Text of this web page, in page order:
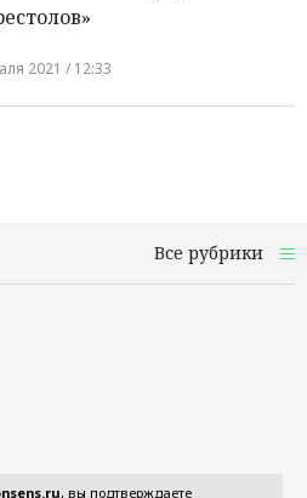
2021 / 12:33
Все рубрики
, вы подтверждаете